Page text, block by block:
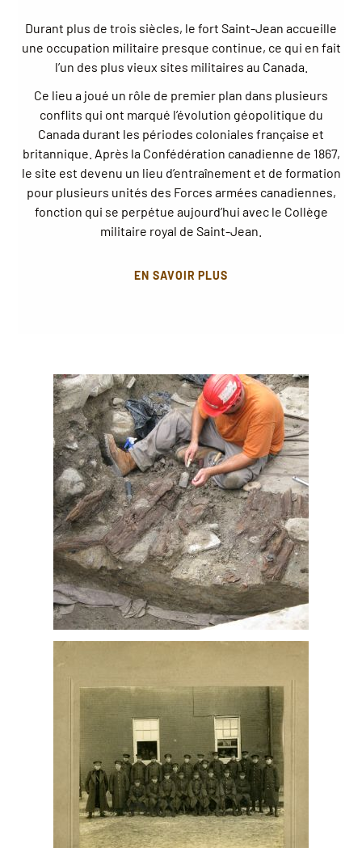
Durant plus de trois siècles, le fort Saint-Jean accueille
une occupation militaire presque continue, ce qui en fait
l’un des plus vieux sites militaires au Canada.
Ce lieu a joué un rôle de premier plan dans plusieurs
conflits qui ont marqué l’évolution géopolitique du
Canada durant les périodes coloniales française et
britannique. Après la Confédération canadienne de 1867,
le site est devenu un lieu d’entraînement et de formation
pour plusieurs unités des Forces armées canadiennes,
fonction qui se perpétue aujourd’hui avec le Collège
militaire royal de Saint-Jean.
EN SAVOIR PLUS